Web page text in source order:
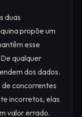
duas
propõe um
esse
qualquer
dos dados.
concorrentes
incorretos, elas
valor errado.